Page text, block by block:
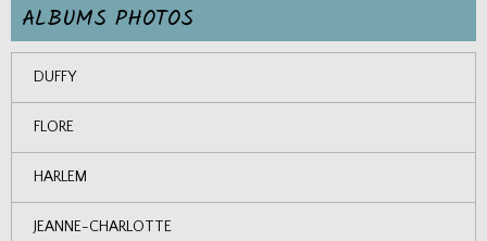
ALBUMS PHOTOS
DUFFY
FLORE
HARLEM
JEANNE-CHARLOTTE